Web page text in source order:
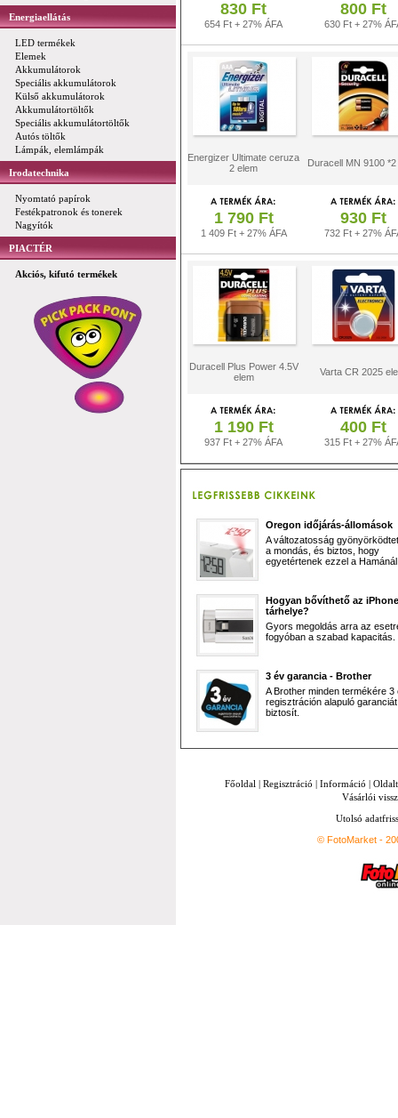
Energiaellátás
LED termékek
Elemek
Akkumulátorok
Speciális akkumulátorok
Külső akkumulátorok
Akkumulátortöltők
Speciális akkumulátortöltők
Autós töltők
Lámpák, elemlámpák
Irodatechnika
Nyomtató papírok
Festékpatronok és tonerek
Nagyítók
PIACTÉR
Akciós, kifutó termékek
830 Ft
654 Ft + 27% ÁFA
800 Ft
630 Ft + 27%
Energizer Ultimate ceruza
2 elem
Duracell MN 9100 *2
1 790 Ft
1 409 Ft + 27% ÁFA
930 Ft
732 Ft + 27%
Duracell Plus Power 4.5V
elem
Varta CR 2025
1 190 Ft
937 Ft + 27% ÁFA
400 Ft
315 Ft + 27%
Oregon időjárás-állomások
A változatosság
a mondás, és biztos, hogy
egyetértenek ezzel a
Hogyan bővíthető az iPhone
tárhelye?
Gyors megoldás arra az
fogyóban a szabad kapacitás.
3 év garancia - Brother
A Brother minden termékére 3
regisztráción alapuló garanciát
biztosít.
Főoldal | Regisztráció | Információ |
Vásárlói
Utolsó
© FotoMarket -